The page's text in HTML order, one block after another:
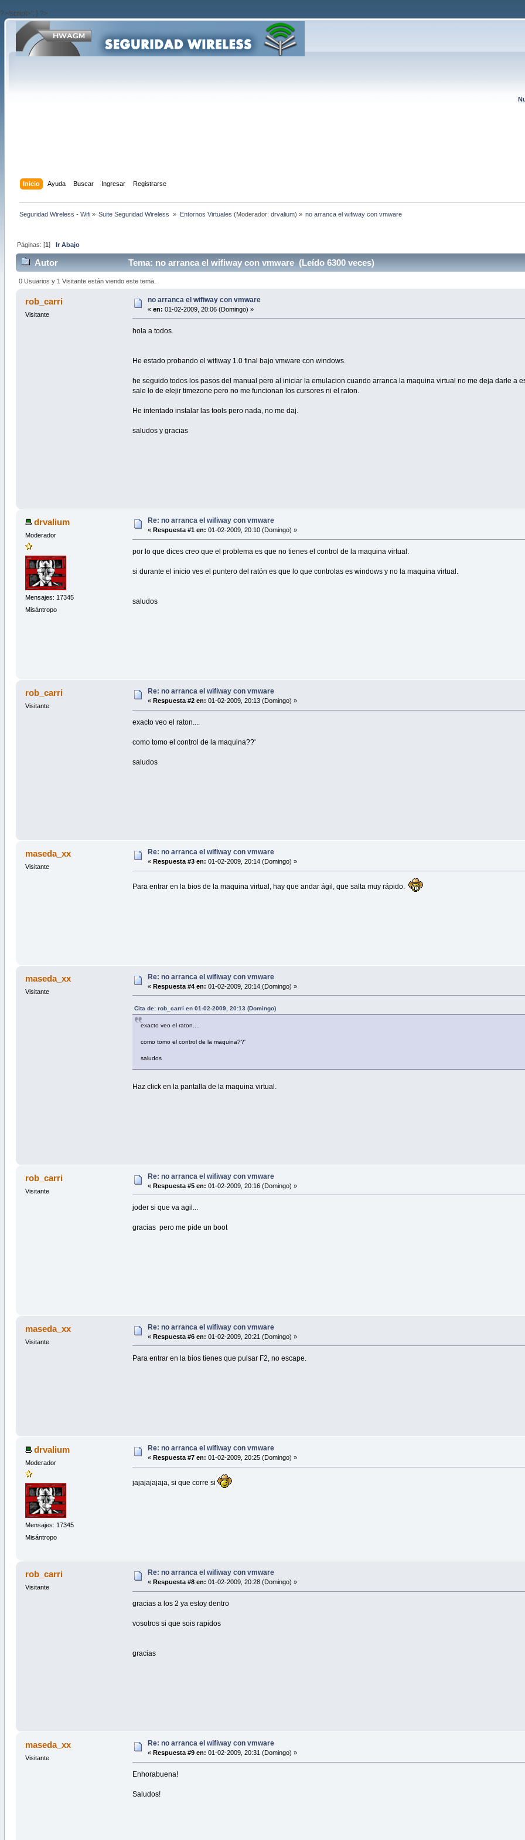
?>/script>'; } ?>
Inicio Ayuda Buscar Ingresar Registrarse
Seguridad Wireless - Wifi» Suite Seguridad Wireless » Entornos Virtuales (Moderador: drvalium) » no arranca el wifiway con vmware
Páginas: [1] Ir Abajo
Autor Tema: no arranca el wifiway con vmware (Leído 6300 veces)
0 Usuarios y 1 Visitante están viendo este tema.
rob_carri
Visitante
no arranca el wifiway con vmware
« en: 01-02-2009, 20:06 (Domingo) »
hola a todos.
He estado probando el wifiway 1.0 final bajo vmware con windows.
he seguido todos los pasos del manual pero al iniciar la emulacion cuando arranca la maquina virtual no me deja darle a
sale lo de elejir timezone pero no me funcionan los cursores ni el raton.
He intentado instalar las tools pero nada, no me daj.
saludos y gracias
drvalium
Moderador
Mensajes: 17345
Misántropo
Re: no arranca el wifiway con vmware
« Respuesta #1 en: 01-02-2009, 20:10 (Domingo) »
por lo que dices creo que el problema es que no tienes el control de la maquina virtual.
si durante el inicio ves el puntero del ratón es que lo que controlas es windows y no la maquina virtual.
saludos
rob_carri
Visitante
Re: no arranca el wifiway con vmware
« Respuesta #2 en: 01-02-2009, 20:13 (Domingo) »
exacto veo el raton....
como tomo el control de la maquina??'
saludos
maseda_xx
Visitante
Re: no arranca el wifiway con vmware
« Respuesta #3 en: 01-02-2009, 20:14 (Domingo) »
Para entrar en la bios de la maquina virtual, hay que andar ágil, que salta muy rápido.
maseda_xx
Visitante
Re: no arranca el wifiway con vmware
« Respuesta #4 en: 01-02-2009, 20:14 (Domingo) »
Cita de: rob_carri en 01-02-2009, 20:13 (Domingo)
exacto veo el raton....
como tomo el control de la maquina??'
saludos
Haz click en la pantalla de la maquina virtual.
rob_carri
Visitante
Re: no arranca el wifiway con vmware
« Respuesta #5 en: 01-02-2009, 20:16 (Domingo) »
joder si que va agil...
gracias pero me pide un boot
maseda_xx
Visitante
Re: no arranca el wifiway con vmware
« Respuesta #6 en: 01-02-2009, 20:21 (Domingo) »
Para entrar en la bios tienes que pulsar F2, no escape.
drvalium
Moderador
Mensajes: 17345
Misántropo
Re: no arranca el wifiway con vmware
« Respuesta #7 en: 01-02-2009, 20:25 (Domingo) »
jajajajajaja, si que corre si
rob_carri
Visitante
Re: no arranca el wifiway con vmware
« Respuesta #8 en: 01-02-2009, 20:28 (Domingo) »
gracias a los 2 ya estoy dentro
vosotros si que sois rapidos
gracias
maseda_xx
Visitante
Re: no arranca el wifiway con vmware
« Respuesta #9 en: 01-02-2009, 20:31 (Domingo) »
Enhorabuena!
Saludos!